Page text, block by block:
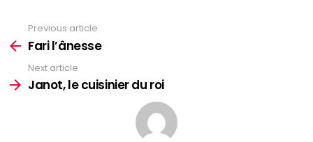
more
Previous article
Fari l’ânesse
Next article
Janot, le cuisinier du roi